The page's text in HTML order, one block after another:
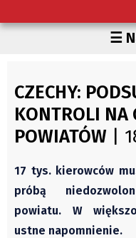
O nas
Archiwum
Autorzy
Wydawca
Kontakt
Redaktorzy
☰
Świat
Kongres Polaków
PZKO
CZECHY:
KONTROLI NA
POWIATÓW |
17 tys. kierowców
próbą
powiatu. W
ustne napomnienie.